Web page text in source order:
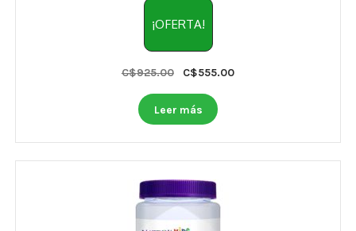
¡OFERTA!
C$925.00
Original
was:
C$925.00.
C$555.00Current
Leer más